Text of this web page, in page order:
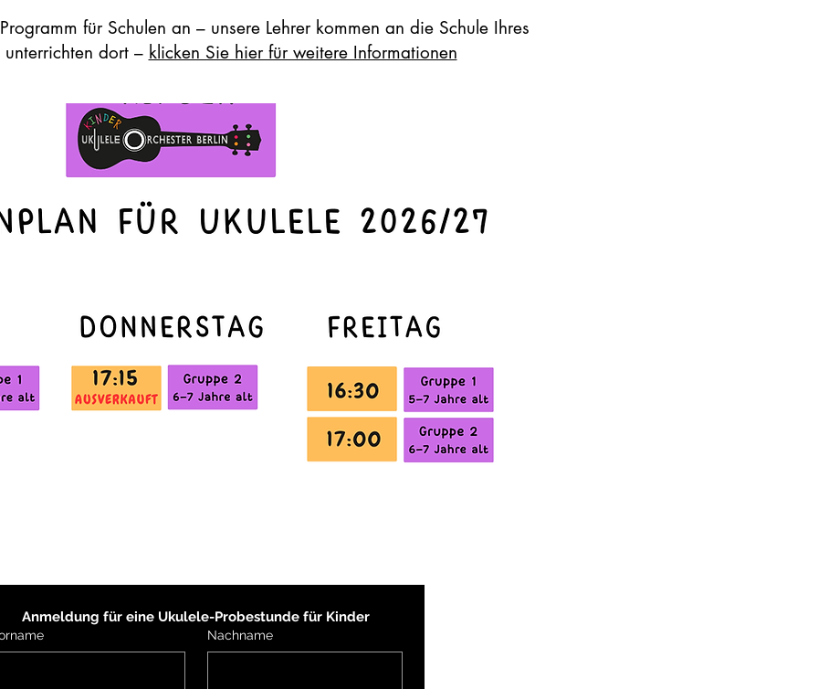
für Schulen an – unsere Lehrer kommen an die Schule Ihres
dort – klicken Sie hier für weitere Informationen
Anmeldung für eine Ukulele-Probestunde für Kinder
Nachname